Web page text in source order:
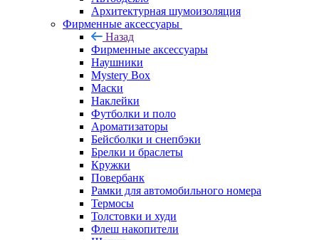
Архитектурная шумоизоляция
Фирменные аксессуары
Назад
Фирменные аксессуары
Наушники
Mystery Box
Маски
Наклейки
Футболки и поло
Ароматизаторы
Бейсболки и снепбэки
Брелки и браслеты
Кружки
Повербанк
Рамки для автомобильного номера
Термосы
Толстовки и худи
Флеш накопители